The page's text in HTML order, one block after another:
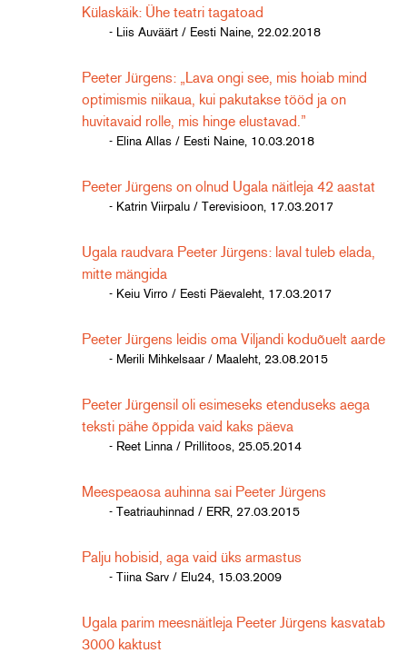
Külaskäik: Ühe teatri tagatoad
- Liis Auväärt / Eesti Naine, 22.02.2018
Peeter Jürgens: „Lava ongi see, mis hoiab mind
optimismis niikaua, kui pakutakse tööd ja on
huvitavaid rolle, mis hinge elustavad.”
- Elina Allas / Eesti Naine, 10.03.2018
Peeter Jürgens on olnud Ugala näitleja 42 aastat
- Katrin Viirpalu / Terevisioon, 17.03.2017
Ugala raudvara Peeter Jürgens: laval tuleb elada,
mitte mängida
- Keiu Virro / Eesti Päevaleht, 17.03.2017
Peeter Jürgens leidis oma Viljandi koduõuelt aarde
- Merili Mihkelsaar / Maaleht, 23.08.2015
Peeter Jürgensil oli esimeseks etenduseks aega
teksti pähe õppida vaid kaks päeva
- Reet Linna / Prillitoos, 25.05.2014
Meespeaosa auhinna sai Peeter Jürgens
- Teatriauhinnad / ERR, 27.03.2015
Palju hobisid, aga vaid üks armastus
- Tiina Sarv / Elu24, 15.03.2009
Ugala parim meesnäitleja Peeter Jürgens kasvatab
3000 kaktust